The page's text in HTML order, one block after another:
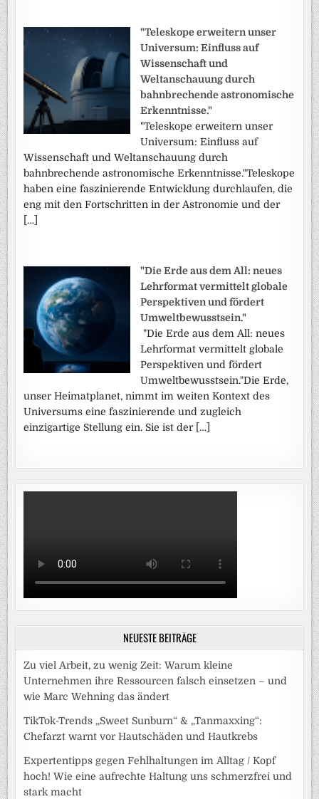
"Teleskope erweitern unser
Universum: Einfluss auf
Wissenschaft und
Weltanschauung durch
bahnbrechende astronomische
Erkenntnisse."
"Teleskope erweitern unser
Universum: Einfluss auf
Wissenschaft und Weltanschauung durch
bahnbrechende astronomische Erkenntnisse."Teleskope
haben eine faszinierende Entwicklung durchlaufen, die
eng mit den Fortschritten in der Astronomie und der
[…]
"Die Erde aus dem All: neues
Lehrformat vermittelt globale
Perspektiven und fördert
Umweltbewusstsein."
"Die Erde aus dem All: neues
Lehrformat vermittelt globale
Perspektiven und fördert
Umweltbewusstsein."Die Erde,
unser Heimatplanet, nimmt im weiten Kontext des
Universums eine faszinierende und zugleich
einzigartige Stellung ein. Sie ist der […]
NEUESTE BEITRÄGE
Zu viel Arbeit, zu wenig Zeit: Warum kleine
Unternehmen ihre Ressourcen falsch einsetzen – und
wie Marc Wehning das ändert
TikTok-Trends „Sweet Sunburn“ & „Tanmaxxing“:
Chefarzt warnt vor Hautschäden und Hautkrebs
Expertentipps gegen Fehlhaltungen im Alltag / Kopf
hoch! Wie eine aufrechte Haltung uns schmerzfrei und
stark macht